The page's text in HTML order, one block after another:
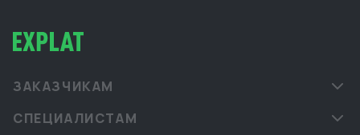
ЗАКАЗЧИКАМ
СПЕЦИАЛИСТАМ